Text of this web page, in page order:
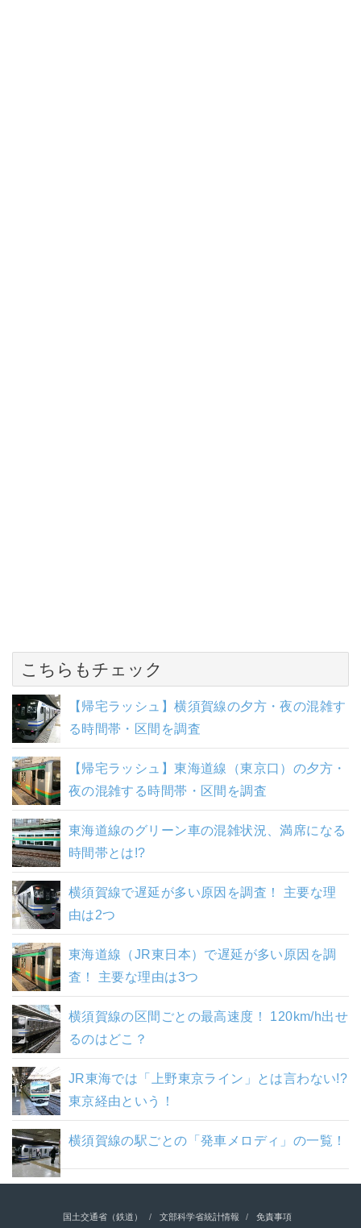
こちらもチェック
【帰宅ラッシュ】横須賀線の夕方・夜の混雑す
る時間帯・区間を調査
【帰宅ラッシュ】東海道線（東京口）の夕方・
夜の混雑する時間帯・区間を調査
東海道線のグリーン車の混雑状況、満席になる
時間帯とは!?
横須賀線で遅延が多い原因を調査！ 主要な理
由は2つ
東海道線（JR東日本）で遅延が多い原因を調
査！ 主要な理由は3つ
横須賀線の区間ごとの最高速度！ 120km/h出せ
るのはどこ？
JR東海では「上野東京ライン」とは言わない!?
東京経由という！
横須賀線の駅ごとの「発車メロディ」の一覧！
国土交通省（鉄道） 文部科学省統計情報 免責事項